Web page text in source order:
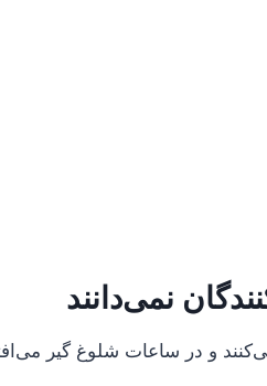
نمی‌دانند
و در ساعات شلوغ گیر